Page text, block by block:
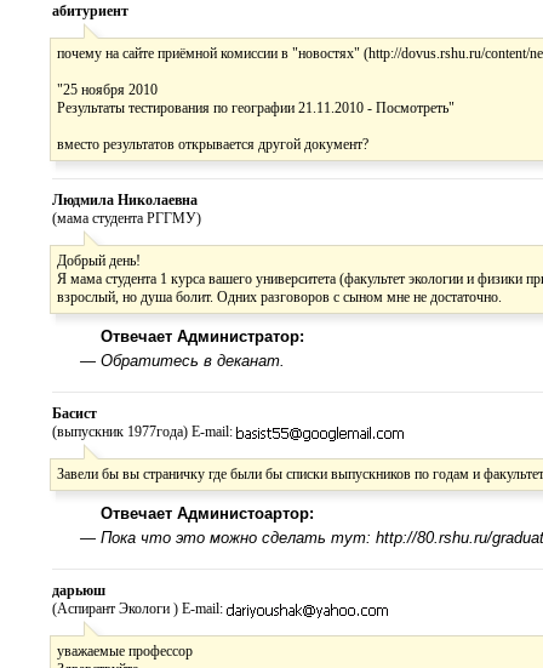
абитуриент
почему на сайте приёмной комиссии в "новостях" (http://dovus.rshu.ru/content/
"25 ноября 2010
Результаты тестирования по географии 21.11.2010 - Посмотреть"
вместо результатов открывается другой документ?
Людмила Николаевна
(мама студента РГГМУ)
Добрый день!
Я мама студента 1 курса вашего университета (факультет экологии и
взрослый, но душа болит. Одних разговоров с сыном мне не достаточно.
Отвечает Администратор:
— Обратитесь в деканат.
Басист
(выпускник 1977года) E-mail:
Завели бы вы страничку где были бы списки выпускников по годам и
Отвечает Администоартор:
— Пока что это можно сделать тут: http://80.rshu.ru/
дарьюш
(Аспирант Экологи ) E-mail:
уважаемые профессор